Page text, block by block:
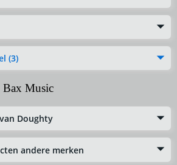
(3)
Bax Music
Doughty
andere merken